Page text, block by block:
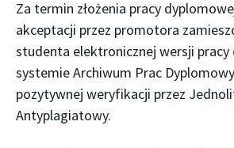
Za termin złożenia pracy
akceptacji przez promotora
studenta elektronicznej wersji
systemie Archiwum Prac
pozytywnej weryfikacji przez
Antyplagiatowy.